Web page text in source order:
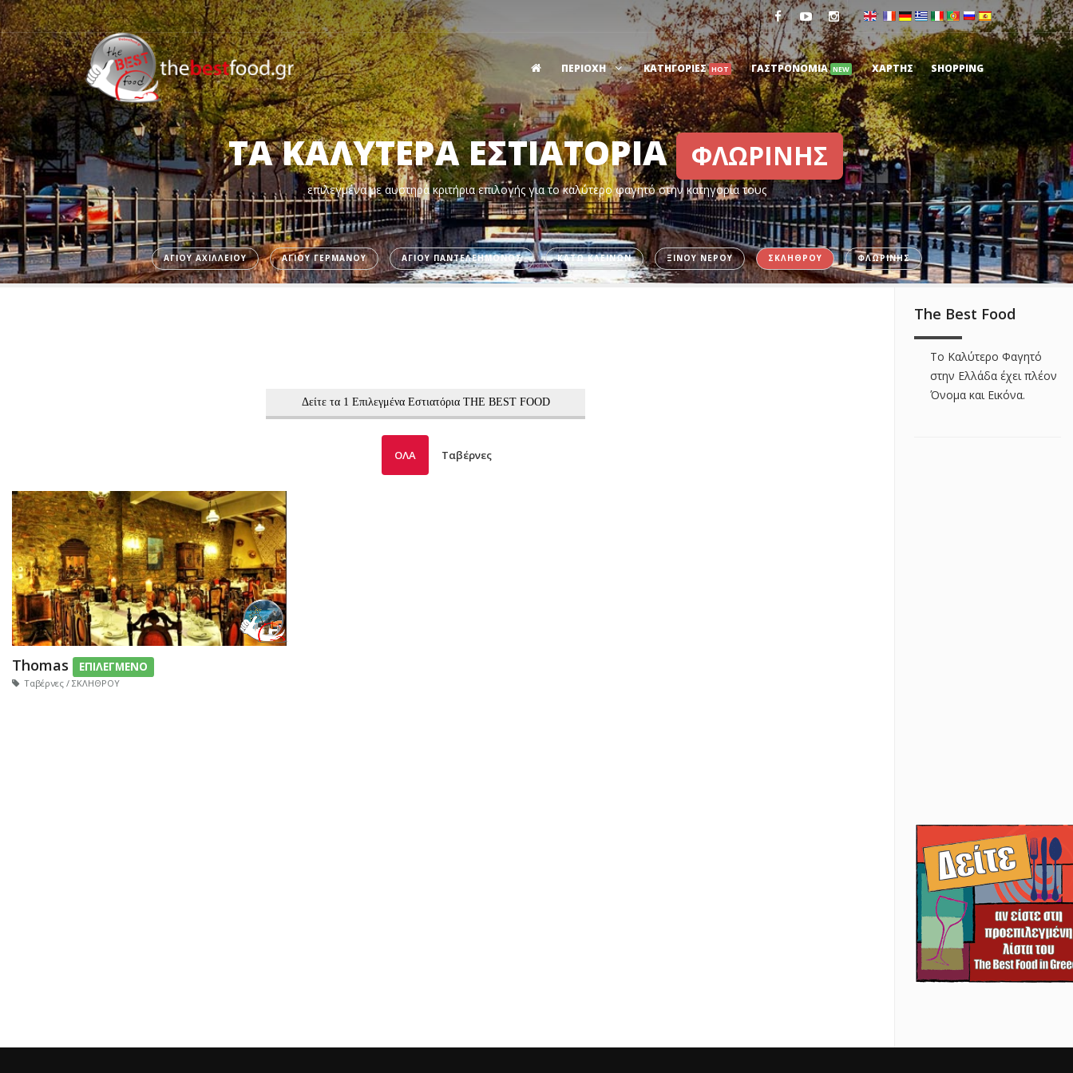
ΠΕΡΙΟΧΗ ΚΑΤΗΓΟΡΙΕΣ HOT ΓΑΣΤΡΟΝΟΜΙΑ NEW ΧΑΡΤΗΣ SHOPPING
ΤΑ ΚΑΛΥΤΕΡΑ ΕΣΤΙΑΤΟΡΙΑ ΦΛΩΡΙΝΗΣ
επιλεγμένα με αυστηρά κριτήρια επιλογής για το καλύτερο φαγητό στην κατηγορία τους
ΑΓΙΟΥ ΑΧΙΛΛΕΙΟΥ ΑΓΙΟΥ ΓΕΡΜΑΝΟΥ ΑΓΙΟΥ ΠΑΝΤΕΛΕΗΜΟΝΟΣ ΚΑΤΩ ΚΛΕΙΝΩΝ ΞΙΝΟΥ ΝΕΡΟΥ ΣΚΛΗΘΡΟΥ ΦΛΩΡΙΝΗΣ
Δείτε τα 1 Επιλεγμένα Εστιατόρια THE BEST FOOD
ΟΛΑ Ταβέρνες
Thomas ΕΠΙΛΕΓΜΕΝΟ
Ταβέρνες / ΣΚΛΗΘΡΟΥ
The Best Food
Το Καλύτερο Φαγητό
στην Ελλάδα έχει πλέον
Όνομα και Εικόνα.